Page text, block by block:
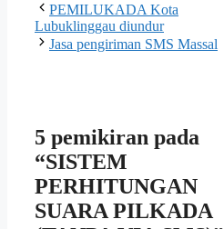
PEMILUKADA Kota
Lubuklinggau diundur
Jasa pengiriman SMS Massal
5 pemikiran pada
“SISTEM
PERHITUNGAN
SUARA PILKADA